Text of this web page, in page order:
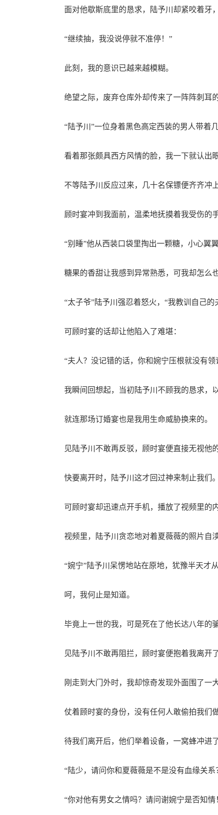
面对他歇斯底里的恳求，陆予川却紧咬着牙
“继续抽，我没说停就不准停！”
此刻，我的意识已越来越模糊。
绝望之际，废弃仓库外却传来了一阵阵刺耳
“陆予川”一位身着黑色高定西装的男人带着几
看着那张颇具西方风情的脸，我一下就认出
不等陆予川反应过来，几十名保镖便齐齐冲
顾时宴冲到我面前，温柔地抚摸着我受伤的
“别睡”他从西装口袋里掏出一颗糖，小心翼
糖果的香甜让我感到异常熟悉，可我却怎么
“太子爷”陆予川强忍着怒火，“我教训自己的
可顾时宴的话却让他陷入了难堪：
“夫人？没记错的话，你和婉宁压根就没有领
我瞬间回想起，当初陆予川不顾我的恳求，
就连那场订婚宴也是我用生命威胁换来的。
见陆予川不敢再反驳，顾时宴便直接无视他
快要离开时，陆予川这才回过神来制止我们
可顾时宴却迅速点开手机，播放了视频里的
视频里，陆予川贪恋地对着夏薇薇的照片自
“婉宁”陆予川呆愣地站在原地，犹豫半天才
呵，我何止是知道。
毕竟上一世的我，可是死在了他长达八年的
见陆予川不敢再阻拦，顾时宴便抱着我离开
刚走到大门外时，我却惊奇发现外面围了一
仗着顾时宴的身份，没有任何人敢偷拍我们
待我们离开后，他们举着设备，一窝蜂冲进
“陆少，请问你和夏薇薇是不是没有血缘关系
“你对他有男女之情吗？请问谢婉宁是否知情